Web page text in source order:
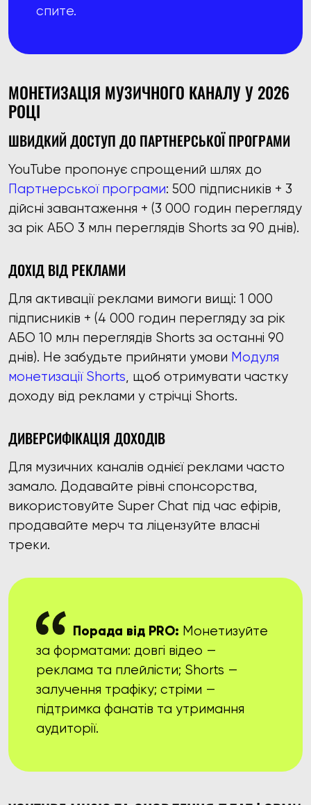
спите.
МОНЕТИЗАЦІЯ МУЗИЧНОГО КАНАЛУ У 2026
РОЦІ
ШВИДКИЙ ДОСТУП ДО ПАРТНЕРСЬКОЇ ПРОГРАМИ
YouTube пропонує спрощений шлях до
Партнерської програми: 500 підписників + 3
дійсні завантаження + (3 000 годин перегляду
за рік АБО 3 млн переглядів Shorts за 90 днів).
ДОХІД ВІД РЕКЛАМИ
Для активації реклами вимоги вищі: 1 000
підписників + (4 000 годин перегляду за рік
АБО 10 млн переглядів Shorts за останні 90
днів). Не забудьте прийняти умови Модуля
монетизації Shorts, щоб отримувати частку
доходу від реклами у стрічці Shorts.
ДИВЕРСИФІКАЦІЯ ДОХОДІВ
Для музичних каналів однієї реклами часто
замало. Додавайте рівні спонсорства,
використовуйте Super Chat під час ефірів,
продавайте мерч та ліцензуйте власні
треки.
Порада від PRO: Монетизуйте
за форматами: довгі відео —
реклама та плейлісти; Shorts —
залучення трафіку; стріми —
підтримка фанатів та утримання
аудиторії.